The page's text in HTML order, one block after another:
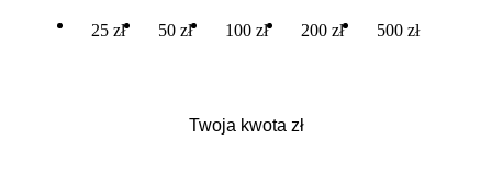
25 zł 50 zł 100 zł 200 zł 500 zł